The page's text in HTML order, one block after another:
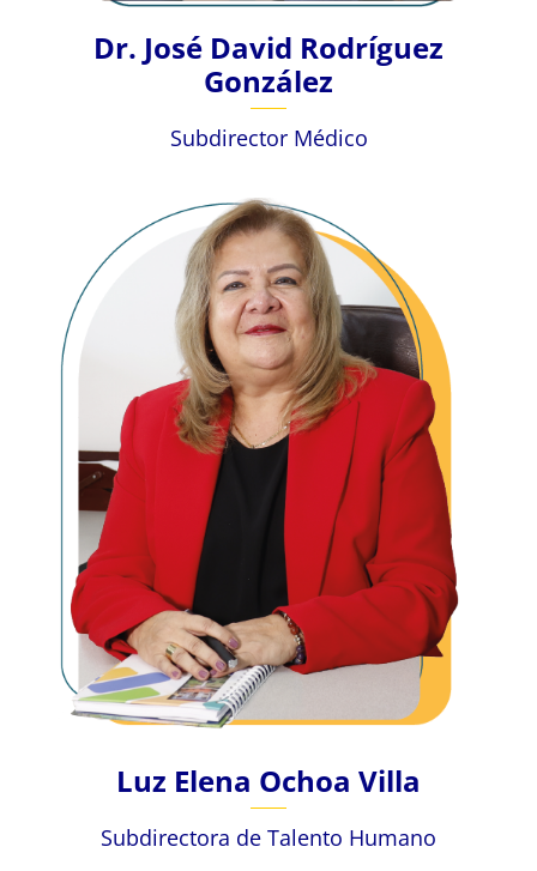
Dr. José David Rodríguez
González
Subdirector Médico
Luz Elena Ochoa Villa
Subdirectora de Talento Humano